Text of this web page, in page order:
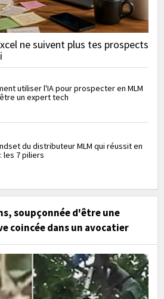
ne suivent plus tes prospects
utiliser l'IA pour prospecter en MLM
un expert tech
du distributeur MLM qui réussit en
les 7 piliers
soupçonnée d'être une
coincée dans un avocatier